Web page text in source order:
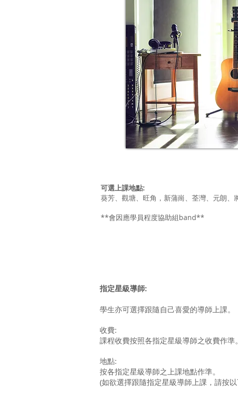
可選上課地點:
葵芳、觀塘、旺角，新蒲崗、荃灣、元朗、
​**會因應學員程度協助組band**
指定星級導師:
學生亦可選擇跟隨自己喜愛的導師上課。
收費:
課程收費按照各指定星級導師之收費作準。
地點:
按各指定星級導師之上課地點作準。
(如欲選擇跟隨指定星級導師上課，請按